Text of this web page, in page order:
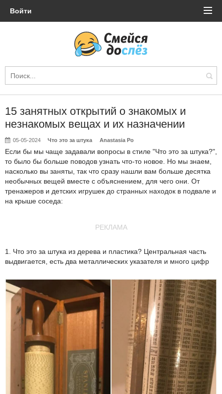
Войти
15 занятных открытий о знакомых и
незнакомых вещах и их назначении
05-05-2024 Что это за штука Anastasia Po
Если бы мы чаще задавали вопросы в стиле "Что это за штука?",
то было бы больше поводов узнать что-то новое. Но мы знаем,
насколько вы заняты, так что сразу нашли вам больше десятка
необычных вещей вместе с объяснением, для чего они. От
тренажеров и детских игрушек до странных находок в подвале и
на крыше соседа:
РЕКЛАМА
1. Что это за штука из дерева и пластика? Центральная часть
выдвигается, есть два металлических указателя и много цифр